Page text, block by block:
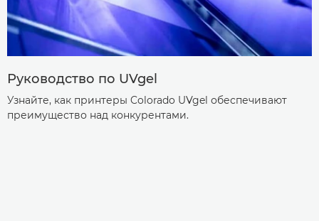
Руководство по UVgel
Узнайте, как принтеры Colorado UVgel обеспечивают
преимущество над конкурентами.